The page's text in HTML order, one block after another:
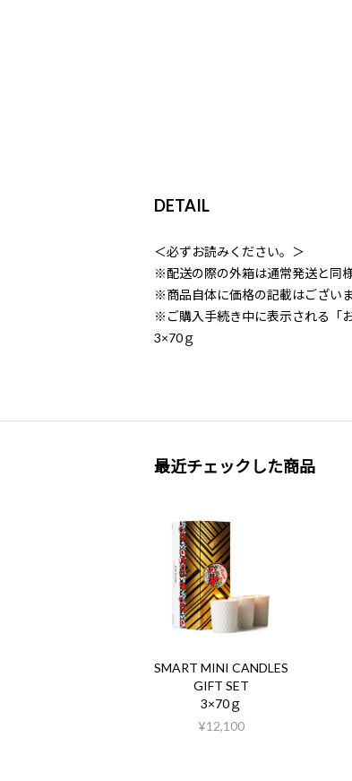
DETAIL
＜必ずお読みください。＞
※配送の際の外箱は通常発送と同
※商品自体に価格の記載はございま
※ご購入手続き中に表示される「
3×70ｇ
最近チェックした商品
SMART MINI CANDLES
GIFT SET
3×70ｇ
¥12,100